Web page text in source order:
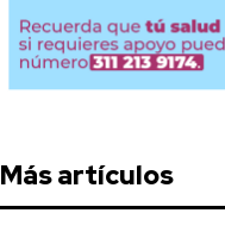
Más artículos